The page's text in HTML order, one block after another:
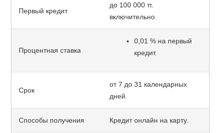
Первый кредит
до 100 000 тг.
включительно.
Процентная ставка
0,01 % на первый
кредит.
Срок
от 7 до 31 календарных
дней.
Способы получения Кредит онлайн на карту.